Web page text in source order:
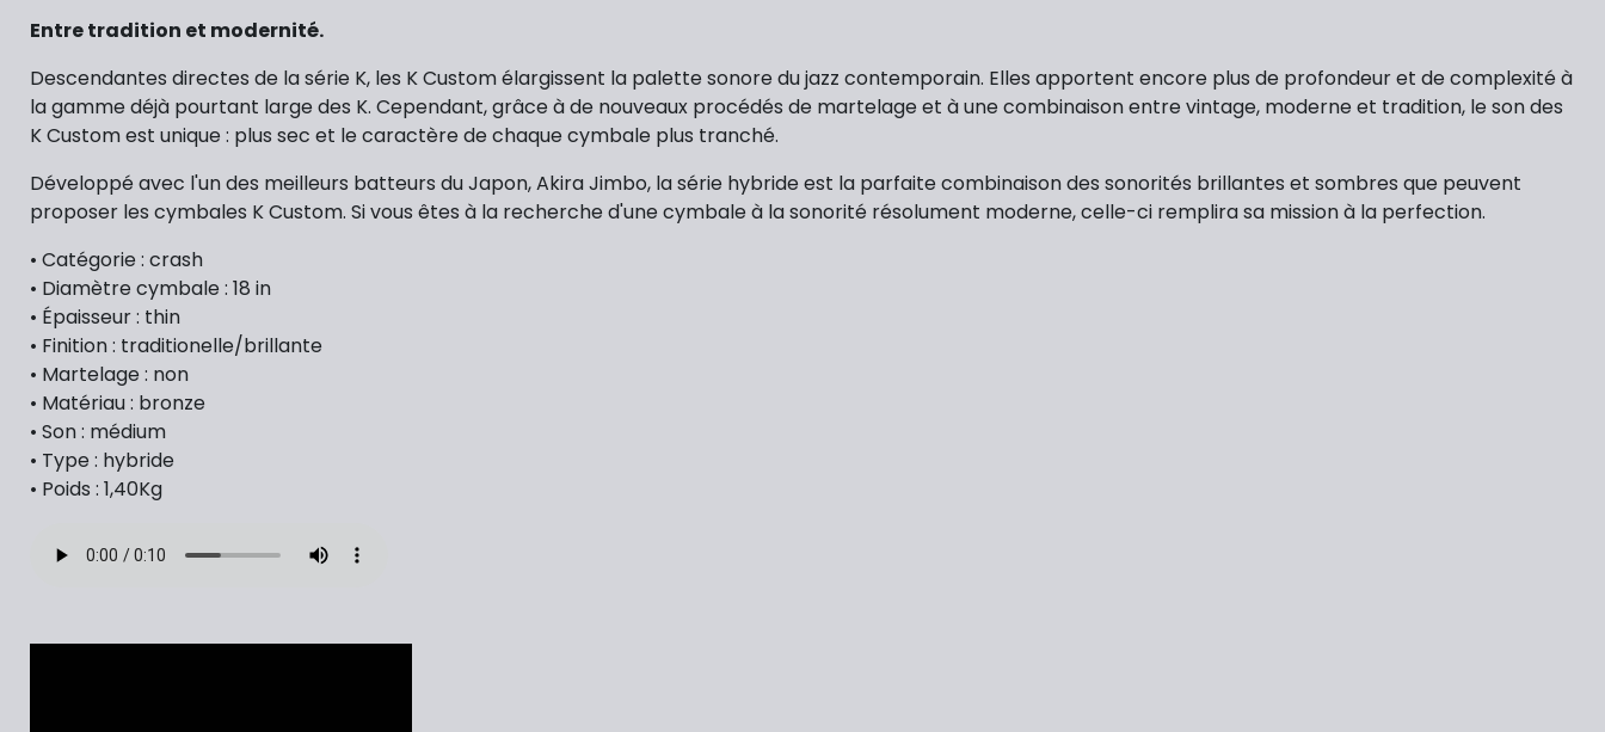
Entre tradition et modernité.
Descendantes directes de la série K, les K Custom élargissent la palette sonore du jazz contemporain. Elles apportent encore plus de profondeur et de complexité à
la gamme déjà pourtant large des K. Cependant, grâce à de nouveaux procédés de martelage et à une combinaison entre vintage, moderne et tradition, le son des
K Custom est unique : plus sec et le caractère de chaque cymbale plus tranché.
Développé avec l'un des meilleurs batteurs du Japon, Akira Jimbo, la série hybride est la parfaite combinaison des sonorités brillantes et sombres que peuvent
proposer les cymbales K Custom. Si vous êtes à la recherche d'une cymbale à la sonorité résolument moderne, celle-ci remplira sa mission à la perfection.
• Catégorie : crash
• Diamètre cymbale : 18 in
• Épaisseur : thin
• Finition : traditionelle/brillante
• Martelage : non
• Matériau : bronze
• Son : médium
• Type : hybride
• Poids : 1,40Kg